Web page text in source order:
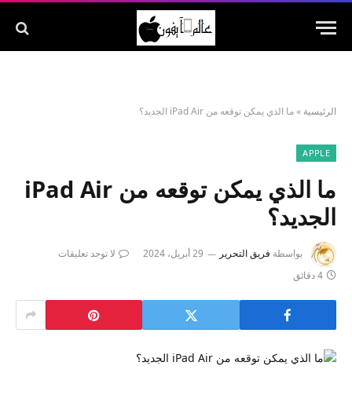
الرئيسية »ما الذي يمكن توقعه من iPad Air الجديد؟
APPLE
ما الذي يمكن توقعه من iPad Air
الجديد؟
بواسطة فريق التحرير 29 أبريل، 2024
لا توجد تعليقات
4 دقائق